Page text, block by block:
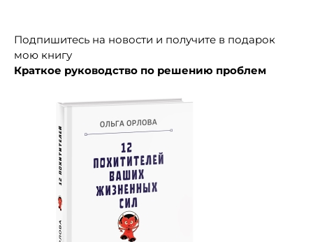
Подпишитесь на новости и получите в подарок
мою книгу
Краткое руководство по решению проблем